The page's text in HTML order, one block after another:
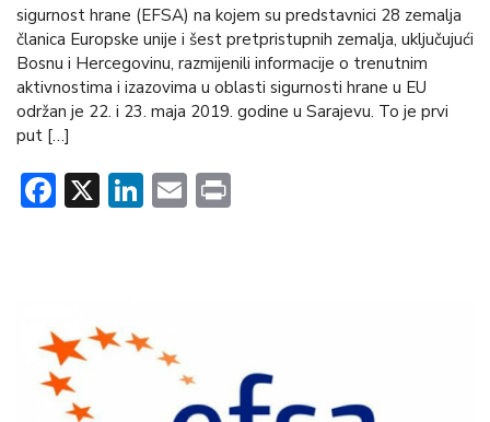
sigurnost hrane (EFSA) na kojem su predstavnici 28 zemalja
članica Europske unije i šest pretpristupnih zemalja, uključujući
Bosnu i Hercegovinu, razmijenili informacije o trenutnim
aktivnostima i izazovima u oblasti sigurnosti hrane u EU
održan je 22. i 23. maja 2019. godine u Sarajevu. To je prvi
put […]
Facebook
X LinkedIn
Email